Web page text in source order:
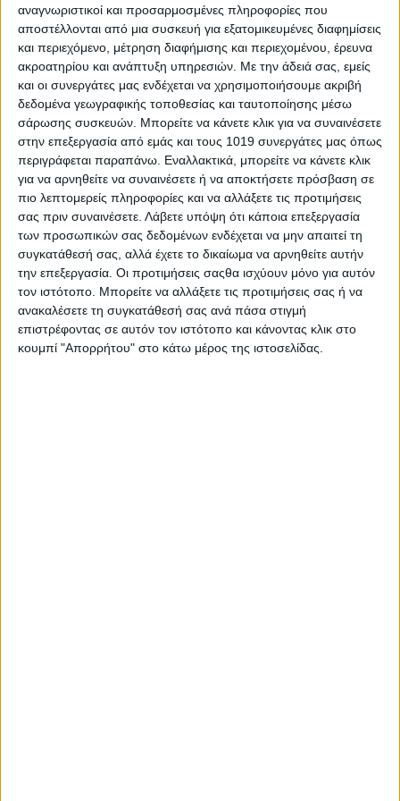
αναγνωριστικοί και προσαρμοσμένες πληροφορίες που
αποστέλλονται από μια συσκευή για εξατομικευμένες διαφημίσεις
και περιεχόμενο, μέτρηση διαφήμισης και περιεχομένου, έρευνα
ακροατηρίου και ανάπτυξη υπηρεσιών. Με την άδειά σας, εμείς
και οι συνεργάτες μας ενδέχεται να χρησιμοποιήσουμε ακριβή
δεδομένα γεωγραφικής τοποθεσίας και ταυτοποίησης μέσω
σάρωσης συσκευών. Μπορείτε να κάνετε κλικ για να συναινέσετε
στην επεξεργασία από εμάς και τους 1019 συνεργάτες μας όπως
περιγράφεται παραπάνω. Εναλλακτικά, μπορείτε να κάνετε κλικ
για να αρνηθείτε να συναινέσετε ή να αποκτήσετε πρόσβαση σε
πιο λεπτομερείς πληροφορίες και να αλλάξετε τις προτιμήσεις
σας πριν συναινέσετε. Λάβετε υπόψη ότι κάποια επεξεργασία
των προσωπικών σας δεδομένων ενδέχεται να μην απαιτεί τη
συγκατάθεσή σας, αλλά έχετε το δικαίωμα να αρνηθείτε αυτήν
την επεξεργασία. Οι προτιμήσεις σαςθα ισχύουν μόνο για αυτόν
τον ιστότοπο. Μπορείτε να αλλάξετε τις προτιμήσεις σας ή να
ανακαλέσετε τη συγκατάθεσή σας ανά πάσα στιγμή
επιστρέφοντας σε αυτόν τον ιστότοπο και κάνοντας κλικ στο
κουμπί "Απορρήτου" στο κάτω μέρος της ιστοσελίδας.
Ο Γιώργος Κελαϊδίτης, αντιπεριφερειάρχης Εύβοιας σημείωσε,
την ίδια στιγμή, πως επικοινώνησε με τον πρόεδρο στα Νέα
Στυρα, προσθέτοντας πως έως τώρα δεν έχουν αναφορές για
ζημιές. Η δόνηση έγινε πολύ αισθητή στην Χαλκίδα.
Σύμφωνα με τα όσα είπε ο Ευθύμης Λέκκας στο protothema.gr,
πρόκειται για επιφανειακό σεισμό με εστιακό βάθος 13,6 χλμ
στον θαλάσσιο χώρο μεταξύ Στύρων και Σχοινιά.
Η κινητοποίηση της Πυροσβεστικής
Η Πυροσβεστική Υπηρεσία παρείχε ενημέρωση για όλες τις
κινήσεις που έγιναν μετά τη δόνηση των 5,2 Ρίχτερ στην
Εύβοια.
Αναλυτικά:
«Μετά τη σεισμική δόνηση μεγέθους 5,2 στην κλίμακα Richter, που
εκδηλώθηκε στις 00:27 σήμερα Τρίτη, 09 Σεπτεμβρίου 2025 και